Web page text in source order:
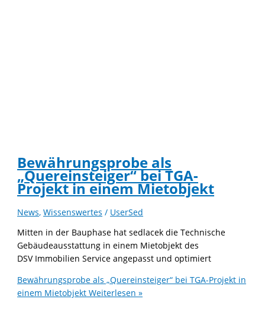
Bewährungsprobe als
„Quereinsteiger“ bei TGA-
Projekt in einem Mietobjekt
News,Wissenswertes / UserSed
Mitten in der Bauphase hat sedlacek die Technische
Gebäudeausstattung in einem Mietobjekt des
DSV Immobilien Service angepasst und optimiert
Bewährungsprobe als „Quereinsteiger“ bei TGA-Projekt in
einem Mietobjekt Weiterlesen »